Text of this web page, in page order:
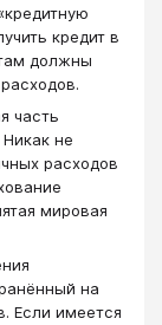
кредит в
должны
часть
не
расходов
мировая
на
Если имеется